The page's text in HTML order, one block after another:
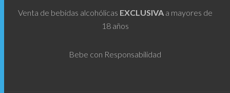
Venta de bebidas alcohólicas EXCLUSIVAa mayores de
18 años
Bebe con Responsabilidad